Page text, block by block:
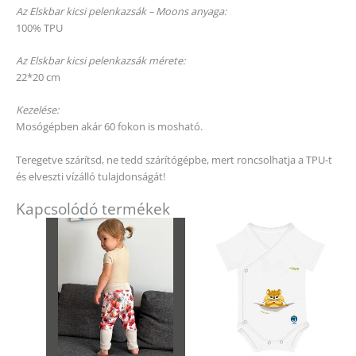
Az Elskbar kicsi pelenkazsák – Moons anyaga:
100% TPU
Az Elskbar kicsi pelenkazsák mérete:
22*20 cm
Kezelése:
Mosógépben akár 60 fokon is mosható.
Teregetve szárítsd, ne tedd szárítógépbe, mert roncsolhatja a TPU-t
és elveszti vízálló tulajdonságát!
Kapcsolódó termékek
variációja
van.
A
változatok